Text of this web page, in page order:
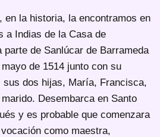
en la historia, la encontramos en
a Indias de la Casa de
parte de Sanlúcar de Barrameda
de 1514 junto con su
sus dos hijas, María, Francisca,
Desembarca en Santo
y es probable que comenzara
como maestra,